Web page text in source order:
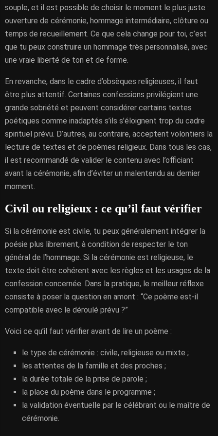
souple, et il est possible de choisir le moment le plus juste :
ouverture de cérémonie, hommage intermédiaire, clôture ou
temps de recueillement. Ce que cela change pour toi, c’est
que tu peux construire un hommage très personnalisé, avec
une vraie liberté de ton et de forme.
En revanche, dans le cadre d’obsèques religieuses, il faut
être plus attentif. Certaines confessions privilégient une
grande sobriété et peuvent considérer certains textes
poétiques comme inadaptés s’ils s’éloignent trop du cadre
spirituel prévu. D’autres, au contraire, acceptent volontiers la
lecture de textes et de poèmes religieux. Dans tous les cas,
il est recommandé de valider le contenu avec l’officiant
avant la cérémonie, afin d’éviter un malentendu au dernier
moment.
Civil ou religieux : ce qu’il faut vérifier
Si la cérémonie est civile, tu peux généralement intégrer la
poésie plus librement, à condition de respecter le ton
général de l’hommage. Si la cérémonie est religieuse, le
texte doit être cohérent avec les règles et les usages de la
confession concernée. Dans la pratique, le meilleur réflexe
consiste à poser la question en amont : “Ce poème est-il
compatible avec le déroulé prévu ?”
Voici ce qu’il faut vérifier avant de lire un poème :
le type de cérémonie : civile, religieuse ou mixte ;
les attentes de la famille et des proches ;
la durée totale de la prise de parole ;
la place du poème dans le programme ;
la validation éventuelle par le célébrant ou le maître de
cérémonie.